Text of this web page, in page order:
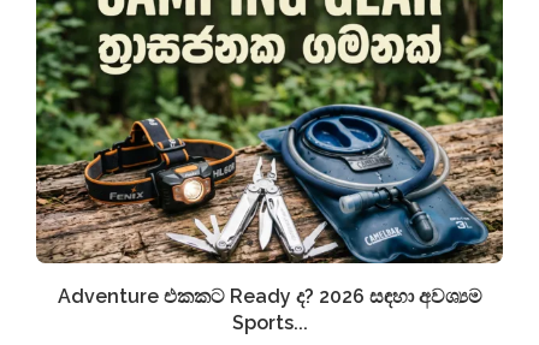
Adventure එකකට Ready ද? 2026 සඳහා අවශ්‍යම
Sports...